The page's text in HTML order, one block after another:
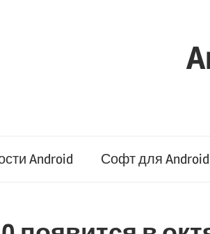
Android Софт для Android